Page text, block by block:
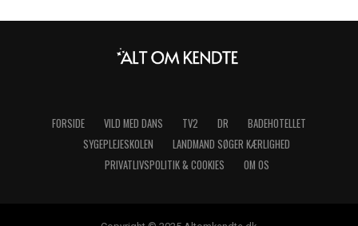
FORSIDE VILD MED DANS TV2 DR
BADEHOTELLET
SYGEPLEJESKOLEN
LANDMAND SØGER KÆRLIGHED
PRIVATLIVSPOLITIK & COOKIES
OM OS